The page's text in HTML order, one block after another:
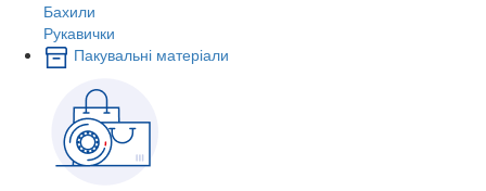
Бахили
Рукавички
Пакувальні матеріали